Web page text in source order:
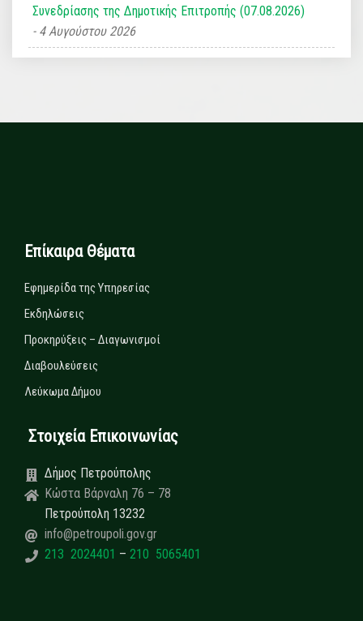
Συνεδρίασης της Δημοτικής Επιτροπής (07.08.2026)
4 Αυγούστου 2026
Επίκαιρα Θέματα
Εφημερίδα της Υπηρεσίας
Εκδηλώσεις
Προκηρύξεις – Διαγωνισμοί
Διαβουλεύσεις
Λεύκωμα Δήμου
Στοιχεία Επικοινωνίας
Δήμος Πετρούπολης
Κώστα Βάρναλη 76 – 78
Πετρούπολη 13232
info@petroupoli.gov.gr
213 2024401 – 210 5065401